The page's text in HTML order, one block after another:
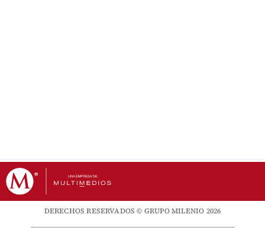
DERECHOS RESERVADOS © GRUPO MILENIO 2026